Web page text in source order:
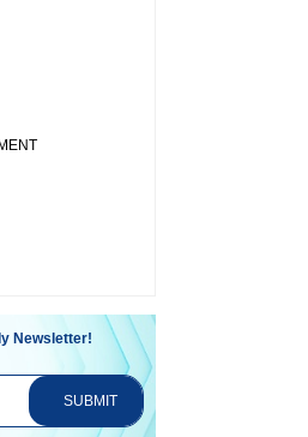
Newsletter!
SUBMIT